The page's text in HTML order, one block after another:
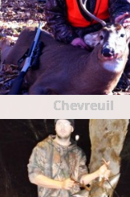
Chevreuil